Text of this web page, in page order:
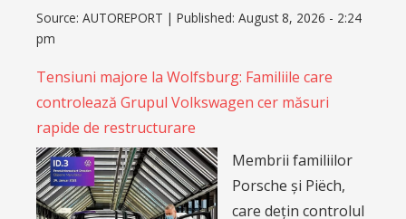
Source: AUTOREPORT | Published: August 8, 2026 - 2:24
pm
Tensiuni majore la Wolfsburg: Familiile care
controlează Grupul Volkswagen cer măsuri
rapide de restructurare
Membrii familiilor
Porsche și Piëch,
care dețin controlul